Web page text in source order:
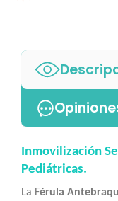
Inmovilización
Pediátricas.
La Férula